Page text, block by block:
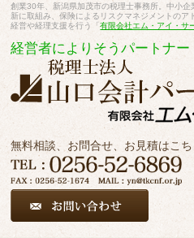
創業30年、新潟県加茂市の税理士事務所。中小
新に取組み、保険によるリスクマネジメントのア
経営や経理支援を行う「有限会社エム・アイ・サ
経営者によりそうパートナー
無料相談、お問合せ、お見積はこち